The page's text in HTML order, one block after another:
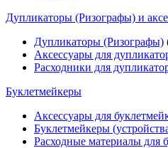
Дупликаторы (Ризографы) и
Дупликаторы (Ризографы)
Аксессуары для
Расходники для
Буклетмейкеры
Аксессуары для
Буклетмейкеры
Расходные материалы для